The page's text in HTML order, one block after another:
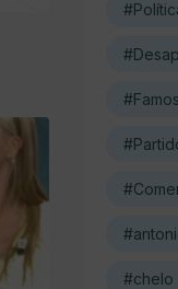
#chelo